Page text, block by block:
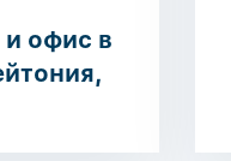
офис в